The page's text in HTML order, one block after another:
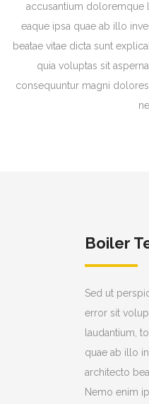
accusantium doloremque
eaque ipsa quae ab illo
beatae vitae dicta sunt
quia voluptas sit
consequuntur magni
Boiler
Sed ut
error sit
laudantium,
quae ab illo
architecto
Nemo enim